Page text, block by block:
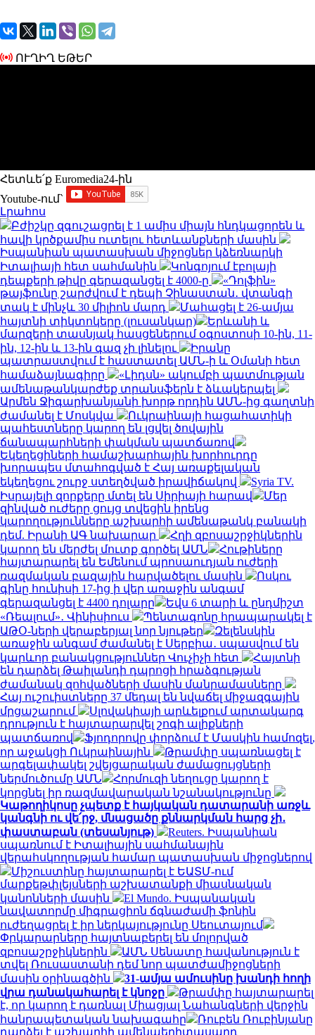
ՈՒՂԻՂ ԵԹԵՐ
Հետևե՛ք Euromedia24-ին
Youtube-ում`
Լրահոս
Բժիշկը զգուշացրել է 1 ամիս միայն հնդկացորեն և
հավի կրծքամիս ուտելու հետևանքների մասին
Իսպանիան պատասխան միջոցներ կձեռնարկի
Իտալիայի հետ սահմանին
Կոնգոյում էբոլայի
դեպքերի թիվը գերազանցել է 4000-ը
«Դոլֆին»
թայֆունը շարժվում է դեպի Չինաստան․ վտանգի
տակ է մինչև 30 միլիոն մարդ
Մահացել է 26-ամյա
հայտնի տիկտոկերը (լուսանկար)
Երևանի և
մարզերի տասնյակ հասցեներում օգոստոսի 10-ին, 11-
ին, 12-ին և 13-ին գազ չի լինելու
Իրանը
պատրաստվում է հաստատել ԱՄՆ-ի և Օմանի հետ
համաձայնագիրը
«Լիդսն» ակումբի պատմության
ամենաթանկարժեք տրանսֆերն է ձևակերպել
Արմեն Ջիգարխանյանի խորթ որդին ԱՄՆ-ից գաղտնի
ժամանել է Մոսկվա
Ուկրաինայի հացահատիկի
պահեստները կարող են լցվել ծովային
ճանապարհների փակման պատճառով
Եկեղեցիների համաշխարհային խորհուրդը
խորապես մտահոգված է Հայ առաքելական
եկեղեցու շուրջ ստեղծված իրավիճակով
Syria TV.
Իսրայելի զորքերը մտել են Սիրիայի հարավ
Մեր
զինված ուժերը ցույց տվեցին իրենց
կարողությունները աշխարհի ամենաթանկ բանակի
դեմ. Իրանի ԱԳ նախարար
Հղի զբոսաշրջիկներին
կարող են մերժել մուտք գործել ԱՄՆ
Հութիները
հայտարարել են Եմենում պրոսաուդյան ուժերի
ռազմական բազային հարվածելու մասին
Ոսկու
գինը հունիսի 17-ից ի վեր առաջին անգամ
գերազանցել է 4400 դոլարը
Եվս 6 տարի և ընդմիշտ
«Ռեալում»․ Վինիսիուս
Պենտագոնը հրապարակել է
ԱԹՕ-ների վերաբերյալ նոր նյութեր
Զելենսկին
առաջին անգամ ժամանել է Սերբիա․ սպասվում են
կարևոր բանակցություններ Վուչիչի հետ
Հայտնի
են դարձել Թաիլանդի դպրոցի հրաձգության
ժամանակ զոհվածների մասին մանրամասները
Հայ ուշուիստները 37 մեդալ են նվաճել միջազգային
մրցաշարում
Սլովակիայի արևելքում արտակարգ
դրություն է հայտարարվել շոգի ալիքների
պատճառով
Ֆյոդորովը փորձում է Մասկին համոզել,
որ աջակցի Ուկրաինային
Թրամփը սպառնացել է
արգելափակել շվեյցարական ժամացույցների
ներմուծումը ԱՄՆ
Հորմուզի նեղուցը կարող է
կորցնել իր ռազմավարական նշանակությունը
Կաթողիկոսը չպետք է հայկական դատարանի առջև
կանգնի ու վե՛րջ, մնացածը քննարկման հարց չի․
փաստաբան (տեսանյութ)
Reuters. Իսպանիան
սպառնում է Իտալիային սահմանային
վերահսկողության համար պատասխան միջոցներով
Միշուստինը հայտարարել է ԵԱՏՄ-ում
մարքեթփլեյսների աշխատանքի միասնական
կանոնների մասին
El Mundo. Իսպանական
նավատորմը միգրացիոն ճգնաժամի ֆոնին
ուժեղացրել է իր ներկայությունը Սեուտայում
Փրկարարները հայտնաբերել են մոլորված
զբոսաշրջիկներին
ԱՄՆ Սենատը հավանություն է
տվել Ռուսաստանի դեմ նոր պատժամիջոցների
մասին օրինագծին
31-ամյա ամուսինը խանդի հողի
վրա դանակահարել է կնոջը
Թրամփը հայտարարել
է, որ կարող է դառնալ Միացյալ Նահանգների վերջին
հանրապետական ​​նախագահը
Ռուբեն Ռուբինյանը
դարձել է աշխարհի ամենաերիտասարդ